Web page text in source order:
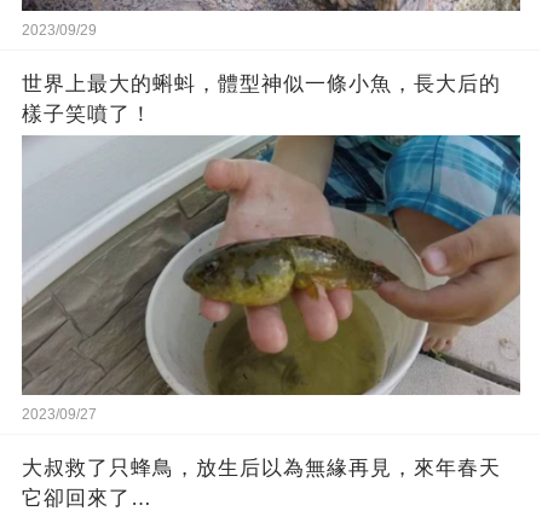
2023/09/29
世界上最大的蝌蚪，體型神似一條小魚，長大后的
樣子笑噴了！
2023/09/27
大叔救了只蜂鳥，放生后以為無緣再見，來年春天
它卻回來了…